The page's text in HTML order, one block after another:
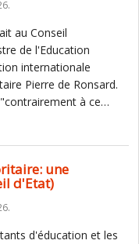
au Conseil
de l'Education
internationale
Pierre de Ronsard.
à ce…
une
d'Etat)
d'éducation et les